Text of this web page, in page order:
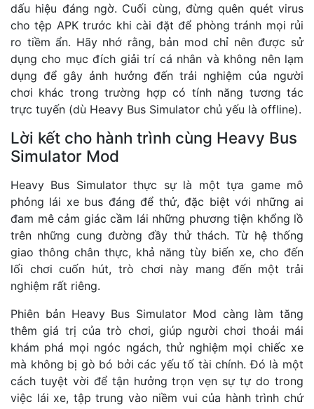
dấu hiệu đáng ngờ. Cuối cùng, đừng quên quét virus
cho tệp APK trước khi cài đặt để phòng tránh mọi rủi
ro tiềm ẩn. Hãy nhớ rằng, bản mod chỉ nên được sử
dụng cho mục đích giải trí cá nhân và không nên lạm
dụng để gây ảnh hưởng đến trải nghiệm của người
chơi khác trong trường hợp có tính năng tương tác
trực tuyến (dù Heavy Bus Simulator chủ yếu là offline).
Lời kết cho hành trình cùng Heavy Bus
Simulator Mod
Heavy Bus Simulator thực sự là một tựa game mô
phỏng lái xe bus đáng để thử, đặc biệt với những ai
đam mê cảm giác cầm lái những phương tiện khổng lồ
trên những cung đường đầy thử thách. Từ hệ thống
giao thông chân thực, khả năng tùy biến xe, cho đến
lối chơi cuốn hút, trò chơi này mang đến một trải
nghiệm rất riêng.
Phiên bản Heavy Bus Simulator Mod càng làm tăng
thêm giá trị của trò chơi, giúp người chơi thoải mái
khám phá mọi ngóc ngách, thử nghiệm mọi chiếc xe
mà không bị gò bó bởi các yếu tố tài chính. Đó là một
cách tuyệt vời để tận hưởng trọn vẹn sự tự do trong
việc lái xe, tập trung vào niềm vui của hành trình chứ